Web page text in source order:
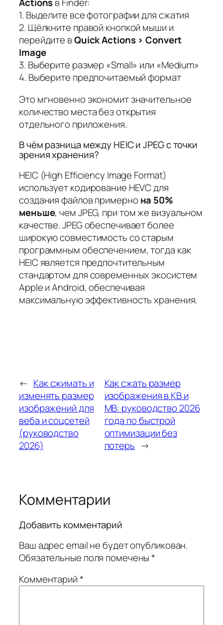
Actionsв Finder:
1. Выделите все фотографии для сжатия
2. Щёлкните правой кнопкой мыши и
перейдите вQuick Actions > Convert
Image
3. Выберите размер «Small» или «Medium»
4. Выберите предпочитаемый формат
Это мгновенно экономит значительное
количество места без открытия
отдельного приложения.
В чём разница между HEIC и JPEG с точки
зрения хранения?
HEIC (High Efficiency Image Format)
использует кодирование HEVC для
создания файлов примерно на 50%
меньше, чем JPEG, при том же визуальном
качестве. JPEG обеспечивает более
широкую совместимость со старым
программным обеспечением, тогда как
HEIC является предпочтительным
стандартом для современных экосистем
Apple и Android, обеспечивая
максимальную эффективность хранения.
← Как сжимать и
изменять размер
изображений для
веба и соцсетей
(руководство
2026)
Как сжать размер
изображения в KB и
MB: руководство 2026
года по быстрой
оптимизации без
потерь →
Комментарии
Добавить комментарий
Ваш адрес email не будет опубликован.
Обязательные поля помечены*
Комментарий*